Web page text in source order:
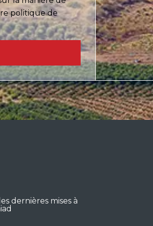
politique de
dernières mises à